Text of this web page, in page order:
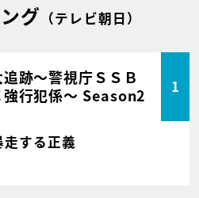
グ （テレビ朝日）
追跡～警視庁ＳＳＢ
強行犯係～ Season2
1
する正義